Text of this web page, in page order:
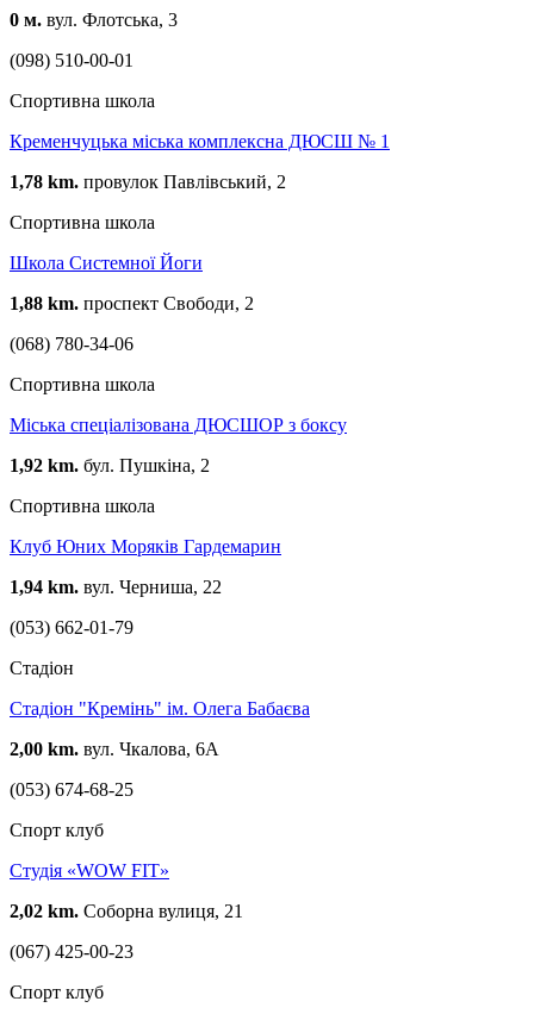
0 м. вул. Флотська, 3
(098) 510-00-01
Спортивна школа
Кременчуцька міська комплексна ДЮСШ № 1
1,78 km. провулок Павлівський, 2
Спортивна школа
Школа Системної Йоги
1,88 km. проспект Свободи, 2
(068) 780-34-06
Спортивна школа
Міська спеціалізована ДЮСШОР з боксу
1,92 km. бул. Пушкіна, 2
Спортивна школа
Клуб Юних Моряків Гардемарин
1,94 km. вул. Черниша, 22
(053) 662-01-79
Стадіон
Стадіон "Кремінь" ім. Олега Бабаєва
2,00 km. вул. Чкалова, 6А
(053) 674-68-25
Спорт клуб
Студія «WOW FIT»
2,02 km. Соборна вулиця, 21
(067) 425-00-23
Спорт клуб